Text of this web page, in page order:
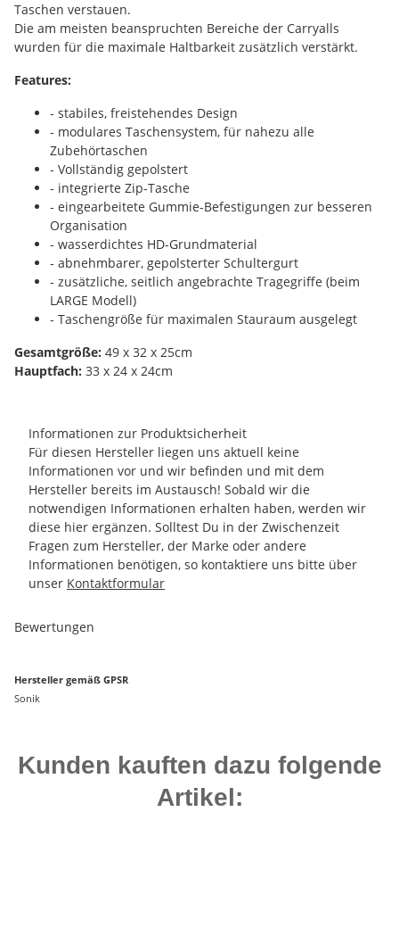
Taschen verstauen.
Die am meisten beanspruchten Bereiche der Carryalls
wurden für die maximale Haltbarkeit zusätzlich verstärkt.
Features:
- stabiles, freistehendes Design
- modulares Taschensystem, für nahezu alle
Zubehörtaschen
- Vollständig gepolstert
- integrierte Zip-Tasche
- eingearbeitete Gummie-Befestigungen zur besseren
Organisation
- wasserdichtes HD-Grundmaterial
- abnehmbarer, gepolsterter Schultergurt
- zusätzliche, seitlich angebrachte Tragegriffe (beim
LARGE Modell)
- Taschengröße für maximalen Stauraum ausgelegt
Gesamtgröße: 49 x 32 x 25cm
Hauptfach: 33 x 24 x 24cm
Informationen zur Produktsicherheit
Für diesen Hersteller liegen uns aktuell keine
Informationen vor und wir befinden und mit dem
Hersteller bereits im Austausch! Sobald wir die
notwendigen Informationen erhalten haben, werden wir
diese hier ergänzen. Solltest Du in der Zwischenzeit
Fragen zum Hersteller, der Marke oder andere
Informationen benötigen, so kontaktiere uns bitte über
unser Kontaktformular
Bewertungen
Hersteller gemäß GPSR
Sonik
Kunden kauften dazu folgende
Artikel: